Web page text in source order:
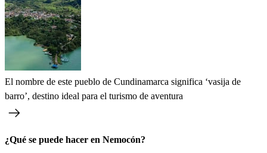
El nombre de este pueblo de Cundinamarca significa ‘vasija de
barro’, destino ideal para el turismo de aventura
¿Qué se puede hacer en Nemocón?